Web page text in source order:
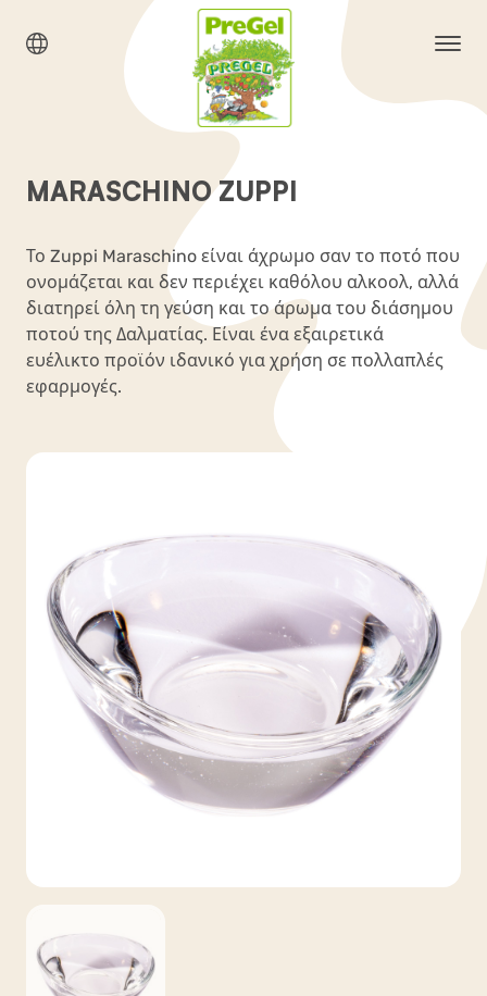
MARASCHINO ZUPPI
Το Zuppi Maraschino είναι άχρωμο σαν το ποτό που
ονομάζεται και δεν περιέχει καθόλου αλκοολ, αλλά
διατηρεί όλη τη γεύση και το άρωμα του διάσημου
ποτού της Δαλματίας. Είναι ένα εξαιρετικά
ευέλικτο προϊόν ιδανικό για χρήση σε πολλαπλές
εφαρμογές.